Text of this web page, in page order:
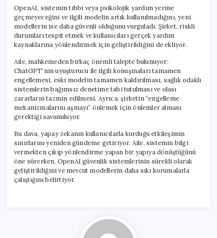
OpenAI, sistemin tıbbi veya psikolojik yardım yerine
geçmeyeceğini ve ilgili modelin artık kullanılmadığını, yeni
modellerin ise daha güvenli olduğunu vurguladı. Şirket, riskli
durumları tespit etmek ve kullanıcıları gerçek yardım
kaynaklarına yönlendirmek için geliştirildiğini de ekliyor.
Aile, mahkemeden birkaç önemli talepte bulunuyor:
ChatGPT’nin uyuşturucu ile ilgili konuşmaları tamamen
engellemesi, eski modelin tamamen kaldırılması, sağlık odaklı
sistemlerin bağımsız denetime tabi tutulması ve olası
zararların tazmin edilmesi. Ayrıca, şirketin “engelleme
mekanizmalarını aşmayı” önlemek için önlemler alması
gerektiği savunuluyor.
Bu dava, yapay zekanın kullanıcılarla kurduğu etkileşimin
sınırlarını yeniden gündeme getiriyor. Aile, sistemin bilgi
vermekten çıkıp yönlendirme yapan bir yapıya dönüştüğünü
öne sürerken, OpenAI güvenlik sistemlerinin sürekli olarak
geliştirildiğini ve mevcut modellerin daha sıkı korumalarla
çalıştığını belirtiyor.